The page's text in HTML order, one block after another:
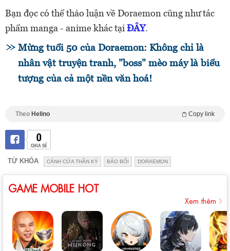
Bạn đọc có thể thảo luận về Doraemon cũng như tác
phẩm manga - anime khác tạiĐÂY.
Mừng tuổi 50 của Doraemon: Không chỉ là
nhân vật truyện tranh, "boss" mèo máy là biểu
tượng của cả một nền văn hoá!
Theo Helino Copy link
0
CHIA SẺ
TỪ KHÓA CÁNH CỬA THẦN KỲ BẢO BỐI DORAEMON
GAME MOBILE HOT
Xem thêm